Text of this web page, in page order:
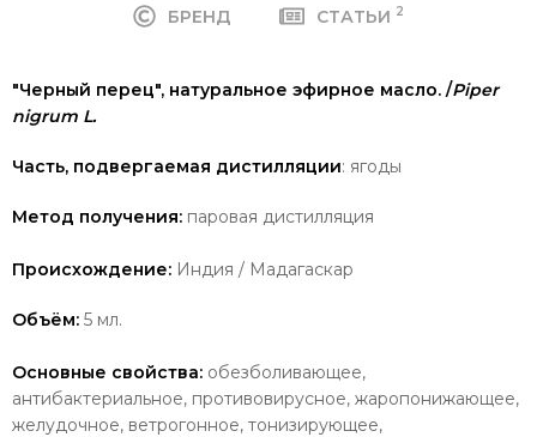
БРЕНД
СТАТЬИ 2
"Черный перец", натуральное эфирное масло. /Piper
nigrum L.
Часть, подвергаемая дистилляции: ягоды
Метод получения: паровая дистилляция
Происхождение: Индия / Мадагаскар
Объём: 5 мл.
Основные свойства: обезболивающее,
антибактериальное, противовирусное, жаропонижающее,
желудочное, ветрогонное, тонизирующее,